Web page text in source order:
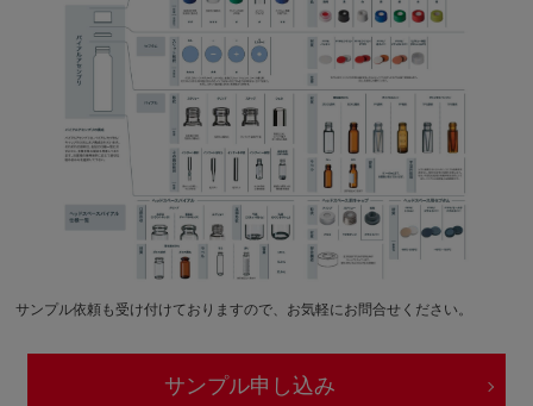
サンプル依頼も受け付けておりますので、お気軽にお問合せください。
サンプル申し込み